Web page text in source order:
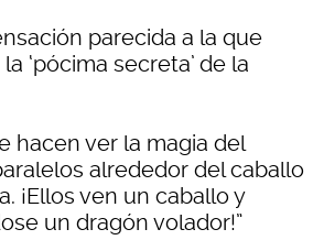
parecida a la que
‘pócima secreta’ de la
hacen ver la magia del
alrededor del caballo
¡Ellos ven un caballo y
un dragón volador!”